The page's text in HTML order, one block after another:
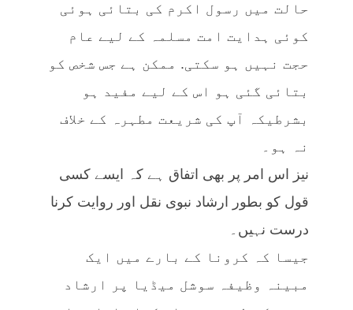
حالت میں رسول اکرم کی بتائی ہوئی
کوئی ہدایت امت مسلمہ کے لیے عام
حجت نہیں ہو سکتی. ممکن ہے جس شخص کو
بتائی گئی ہو اس کے لیے مفید ہو
بشرطیکہ آپ کی شریعت مطہرہ کے خلاف
نہ ہو۔
نیز اس امر پر بھی اتفاق ہے کہ ایسے کسی
قول کو بطور ارشاد نبوی نقل اور روایت کرنا
درست نہیں۔
جیسا کہ کرونا کے بارے میں ایک
مبینہ وظیفہ سوشل میڈیا پر ارشاد